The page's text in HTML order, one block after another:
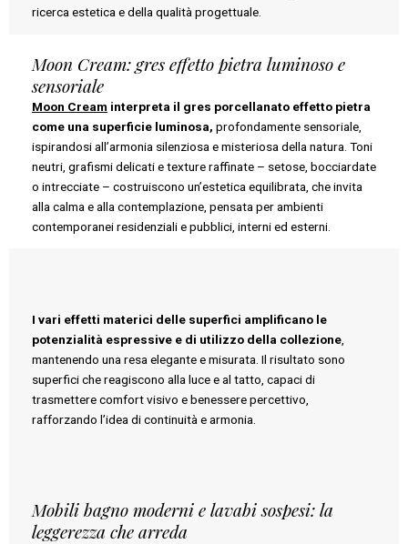
ricerca estetica e della qualità progettuale.
Moon Cream: gres effetto pietra luminoso e
sensoriale
Moon Cream interpreta il gres porcellanato effetto pietra
come una superficie luminosa, profondamente sensoriale,
ispirandosi all’armonia silenziosa e misteriosa della natura. Toni
neutri, grafismi delicati e texture raffinate – setose, bocciardate
o intrecciate – costruiscono un’estetica equilibrata, che invita
alla calma e alla contemplazione, pensata per ambienti
contemporanei residenziali e pubblici, interni ed esterni.
I vari effetti materici delle superfici amplificano le
potenzialità espressive e di utilizzo della collezione,
mantenendo una resa elegante e misurata. Il risultato sono
superfici che reagiscono alla luce e al tatto, capaci di
trasmettere comfort visivo e benessere percettivo,
rafforzando l’idea di continuità e armonia.
Mobili bagno moderni e lavabi sospesi: la
leggerezza che arreda